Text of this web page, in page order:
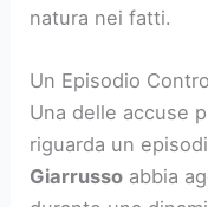
natura nei fatti.
Un Episodio
Una delle accuse
riguarda un
Giarrusso abbia